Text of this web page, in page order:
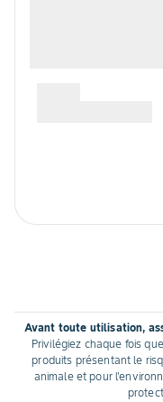
Avant toute utilisation,
Privilégiez chaque fois
produits présentant le
animale et pour